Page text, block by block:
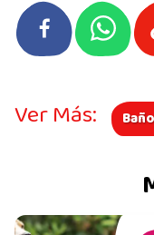
Ver Más: